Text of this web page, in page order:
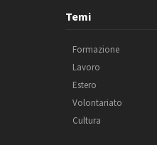
Temi
Formazione
Lavoro
Estero
Volontariato
Cultura